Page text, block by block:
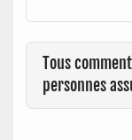
Tous
personnes